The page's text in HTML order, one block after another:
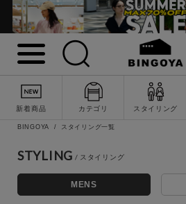
新着商品 カテゴリ スタイリング
詳細検
キーワード
BINGOYA スタイリング一覧
STYLING
MENS